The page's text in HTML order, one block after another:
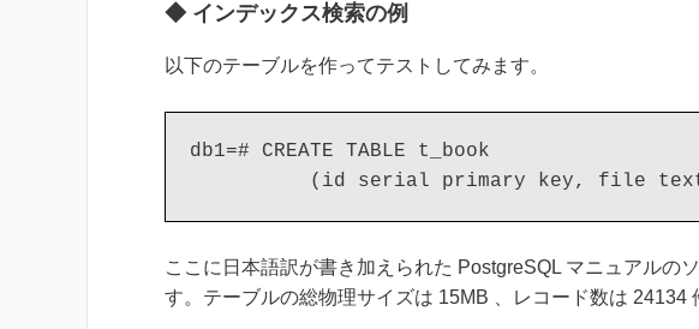
◆ インデックス検索の例
以下のテーブルを作ってテストしてみます。
db1=# CREATE TABLE t_book
(id serial primary key, file
ここに日本語訳が書き加えられた PostgreSQL マニュアルの
す。テーブルの総物理サイズは 15MB 、レコード数は 24134